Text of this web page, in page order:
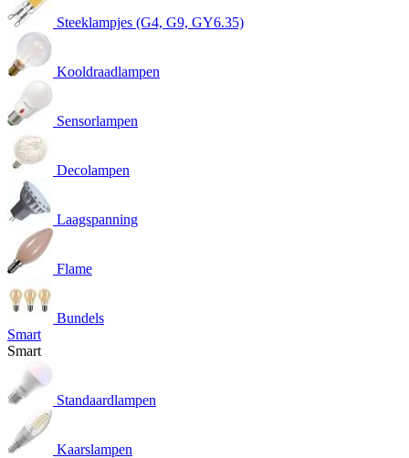
Steeklampjes (G4, G9, GY6.35)
Kooldraadlampen
Sensorlampen
Decolampen
Laagspanning
Flame
Bundels
Smart
Smart
Standaardlampen
Kaarslampen